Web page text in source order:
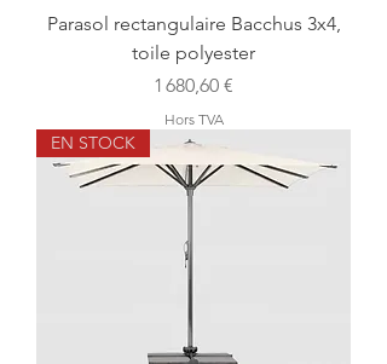
Parasol rectangulaire Bacchus 3x4,
toile polyester
Prix
1 680,60 €
Hors TVA
EN STOCK